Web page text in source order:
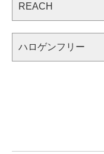
REACH
ハロゲンフリー